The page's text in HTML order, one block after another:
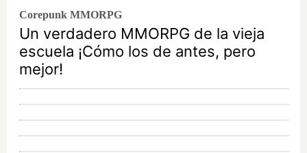
Corepunk MMORPG
Un verdadero MMORPG de la vieja
escuela ¡Cómo los de antes, pero
mejor!